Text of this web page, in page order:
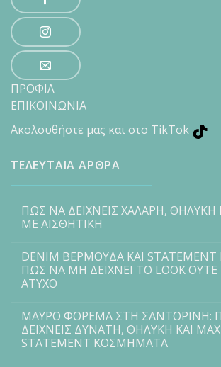
ΠΡΟΦΙΛ
ΕΠΙΚΟΙΝΩΝΙΑ
Ακολουθήστε μας και στο TikTok
ΤΕΛΕΥΤΑΙΑ ΑΡΘΡΑ
ΠΩΣ ΝΑ ΔΕΙΧΝΕΙΣ ΧΑΛΑΡΗ, ΘΗΛΥΚΗ
ΜΕ ΑΙΣΘΗΤΙΚΗ
DENIM ΒΕΡΜΟΥΔΑ ΚΑΙ
ΠΩΣ ΝΑ ΜΗ ΔΕΙΧΝΕΙ ΤΟ LOOK ΟΥΤΕ
ΑΤΥΧΟ
ΜΑΥΡΟ ΦΟΡΕΜΑ ΣΤΗ ΣΑΝΤΟΡΙΝΗ:
ΔΕΙΧΝΕΙΣ ΔΥΝΑΤΗ, ΘΗΛΥΚΗ ΚΑΙ
STATEMENT ΚΟΣΜΗΜΑΤΑ